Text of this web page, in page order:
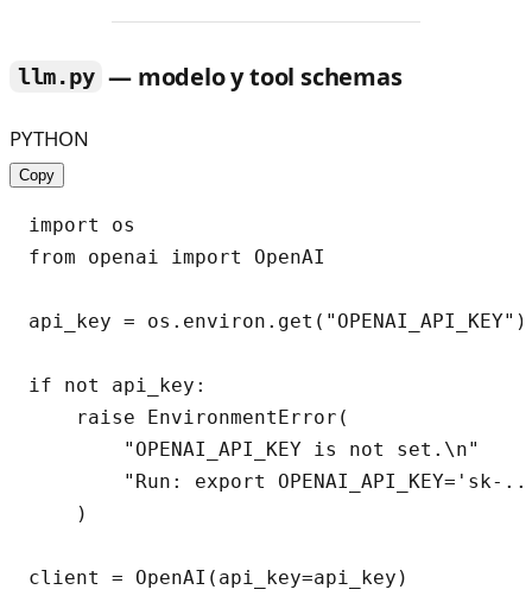
llm.py — modelo y tool schemas
PYTHON
Copy
import os
from openai import OpenAI
api_key = os.environ.get("OPENAI_API_KEY")
if not api_key:
    raise EnvironmentError(
        "OPENAI_API_KEY is not set.\n"
"Run: export OPENAI_API_KEY='sk-
    )
client = OpenAI(api_key=api_key)